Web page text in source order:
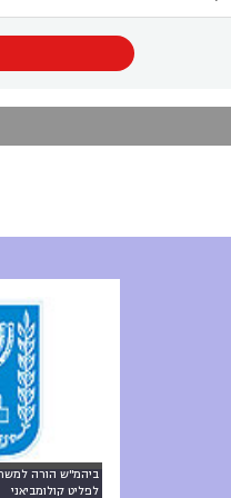
ביהמ"ש הורה
לפליט קולומביאני